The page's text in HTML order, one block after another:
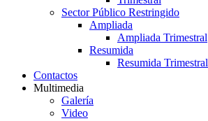
Sector Público Restringido
Ampliada
Ampliada Trimestral
Resumida
Resumida Trimestral
Contactos
Multimedia
Galería
Video